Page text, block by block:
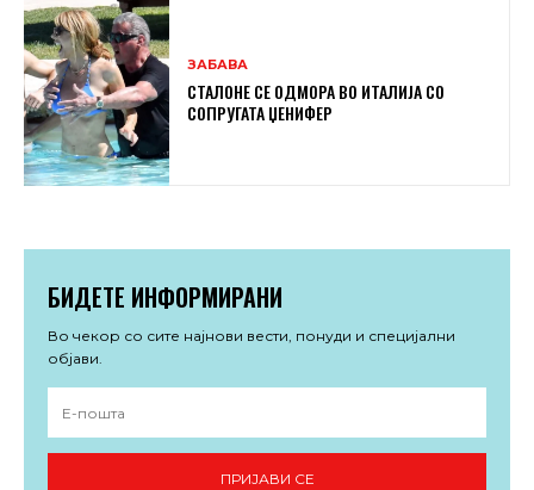
ЗАБАВА
СТАЛОНЕ СЕ ОДМОРА ВО ИТАЛИЈА СО
СОПРУГАТА ЏЕНИФЕР
БИДЕТЕ ИНФОРМИРАНИ
Во чекор со сите најнови вести, понуди и специјални
објави.
ПРИЈАВИ СЕ